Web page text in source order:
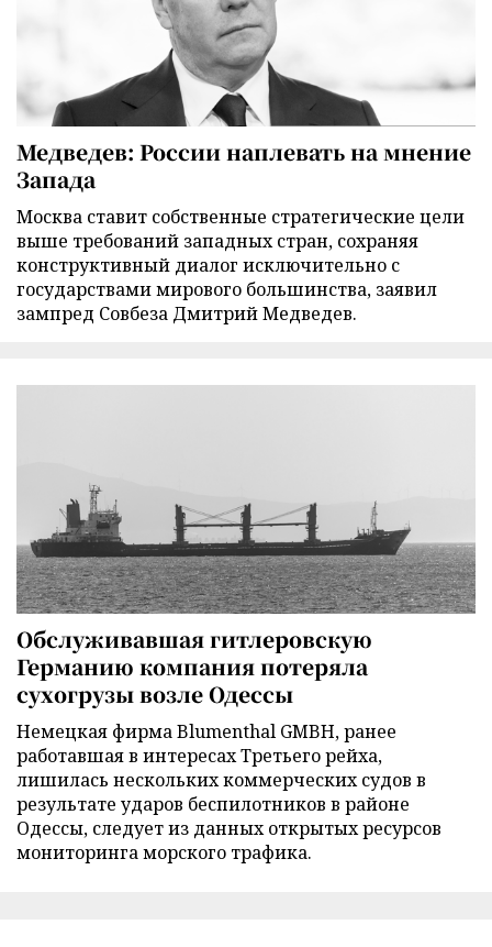
Медведев: России наплевать на мнение
Запада
Москва ставит собственные стратегические цели
выше требований западных стран, сохраняя
конструктивный диалог исключительно с
государствами мирового большинства, заявил
зампред Совбеза Дмитрий Медведев.
Обслуживавшая гитлеровскую
Германию компания потеряла
сухогрузы возле Одессы
Немецкая фирма Blumenthal GMBH, ранее
работавшая в интересах Третьего рейха,
лишилась нескольких коммерческих судов в
результате ударов беспилотников в районе
Одессы, следует из данных открытых ресурсов
мониторинга морского трафика.